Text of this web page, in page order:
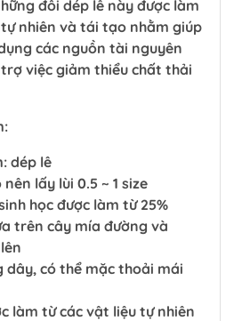
đôi dép lê này được làm
nhiên và tái tạo nhằm giúp
các nguồn tài nguyên
việc giảm thiểu chất thải
dép lê
lấy lùi 0.5 ~ 1 size
học được làm từ 25%
trên cây mía đường và
dây, có thể mặc thoải mái
làm từ các vật liệu tự nhiên